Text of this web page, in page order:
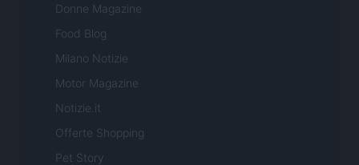
Donne Magazine
Food Blog
Milano Notizie
Motor Magazine
Notizie.it
Offerte Shopping
Pet Story